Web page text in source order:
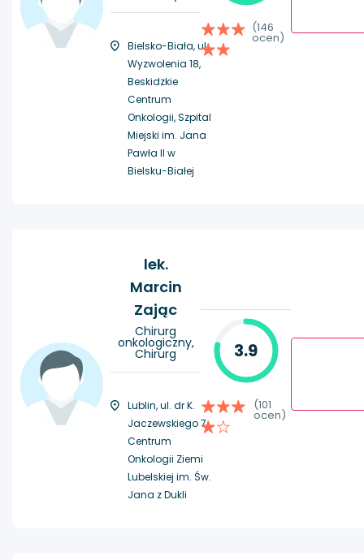
Bielsko-Biała, ul.
Wyzwolenia 18,
Beskidzkie
Centrum
Onkologii, Szpital
Miejski im. Jana
Pawła II w
Bielsku-Białej
(146
ocen)
lek.
Marcin
Zając
Chirurg
onkologiczny,
Chirurg
Lublin, ul. dr K.
Jaczewskiego 7,
Centrum
Onkologii Ziemi
Lubelskiej im. Św.
Jana z Dukli
3.9
(101
ocen)